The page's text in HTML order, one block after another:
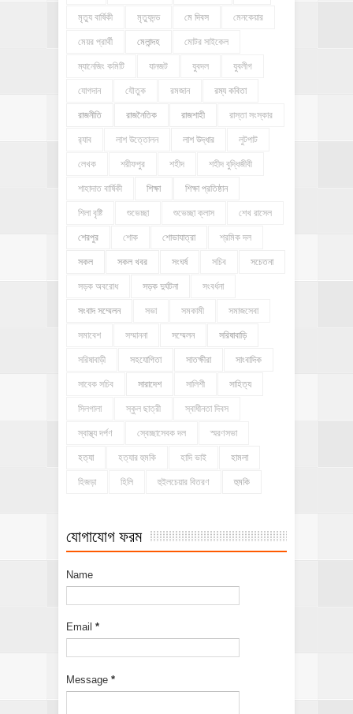
মৃত্যু বার্ষিকী মৃত্যুদন্ড মে দিবস মেনকেয়ার
মেয়র প্রার্থী মেলান্দহ মোটর সাইকেল
ম্যানেজিং কমিটি যানজট যুবদল যুবলীগ
যোগদান যৌতুক রমজান রম্য কবিতা
রাজনীতি রাজনৈতিক রাজশাহী রাস্তা সংস্কার
র‍্যাব লাশ উত্তোলন লাশ উদ্ধার লুটপাট
লেখক শরীফপুর শহীদ শহীদ বুদ্ধিজীবী
শাহাদাত বার্ষিকী শিক্ষা শিক্ষা প্রতিষ্ঠান
শিলা বৃষ্টি শুভেচ্ছা শুভেচ্ছা ক্লাস শেখ রাসেল
শেরপুর শোক শোভাযাত্রা শ্রমিক দল
সকল সকল খবর সংঘর্ষ সচিব সচেতনা
সড়ক অবরোধ সড়ক দুর্ঘটনা সংবর্ধনা
সংবাদ সম্মেলন সভা সমকামী সমাজসেবা
সমাবেশ সম্মাননা সম্মেলন সরিষাবাড়ি
সরিষাবাড়ী সহযোগিতা সাতক্ষীরা সাংবাদিক
সাবেক সচিব সারাদেশ সালিশী সাহিত্য
সিলগালা স্কুল ছাত্রী স্বাধীনতা দিবস
স্বাস্থ্য দর্পণ স্বেচ্ছাসেবক দল স্মরণসভা
হত্যা হত্যার হুমকি হাদি ভাই হামলা
হিজড়া হিলি হুইলচেয়ার বিতরণ হুমকি
যোগাযোগ ফরম
Name
Email *
Message *